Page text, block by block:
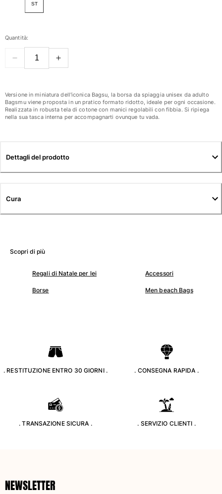
Costumi da bagno
Slips
Vedi tutti i Costumi da bagno
Abbigliamento
Shorts
T-Shirts
Vedi tutti i Abbigliamento
Yachting collection
Vedi tutti i Yachting collection
Costumi da bagno
Pantalocini mare
Classico stretch
Abbigliamento
ST
Quantità:
Versione in miniatura dell'iconica Bagsu, la borsa da spiaggia unisex da adulto
Bagsmu viene proposta in un pratico formato ridotto, ideale per ogni occasione.
Realizzata in robusta tela di cotone con manici regolabili con fibbia. Si ripiega
nella sua tasca interna per accompagnarti ovunque tu vada.
Dettagli del prodotto
Cura
Scopri di più
Regali di Natale per lei Accessori
Borse Men beach Bags
. RESTITUZIONE ENTRO 30 GIORNI . . CONSEGNA RAPIDA .
. TRANSAZIONE SICURA . . SERVIZIO CLIENTI .
NEWSLETTER